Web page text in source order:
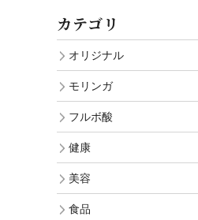
フルボ酸 太古の泉
生活用品
カテゴリ
オリジナル
モリンガ
フルボ酸
健康
美容
食品